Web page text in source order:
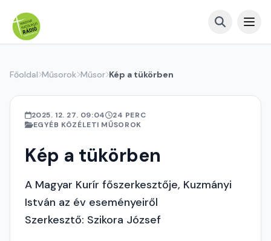
Főoldal Műsorok Műsor Kép a tükörben
2025. 12. 27. 09:04
24 PERC
EGYÉB KÖZÉLETI MŰSOROK
Kép a tükörben
A Magyar Kurír főszerkesztője, Kuzmányi
István az év eseményeiről
Szerkesztő: Szikora József